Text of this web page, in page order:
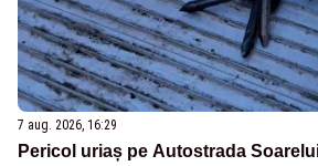
7 aug. 2026, 16:29
Pericol uriaș pe Autostrada